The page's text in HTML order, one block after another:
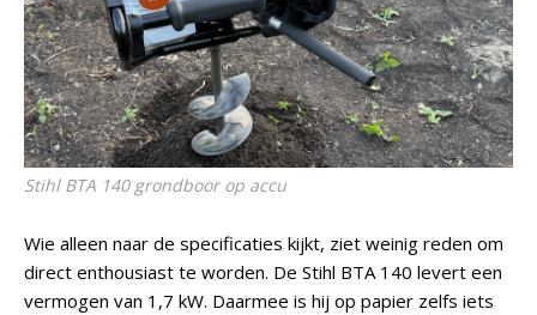
Stihl BTA 140 grondboor op accu
Wie alleen naar de specificaties kijkt, ziet weinig reden om
direct enthousiast te worden. De Stihl BTA 140 levert een
vermogen van 1,7 kW. Daarmee is hij op papier zelfs iets